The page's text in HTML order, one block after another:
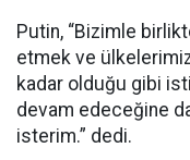
Putin, “Bizimle
etmek ve
kadar olduğu gibi
devam edeceğine
isterim.” dedi.